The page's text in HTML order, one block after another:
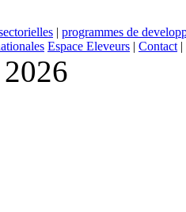
| programmes de
Espace Eleveurs | Contact |